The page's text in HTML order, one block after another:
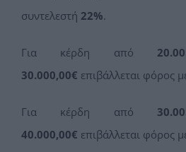
συντελεστή 22%.
Για κέρδη από
30.000,00€ επιβάλλεται φόρος
Για κέρδη από
40.000,00€ επιβάλλεται φόρος